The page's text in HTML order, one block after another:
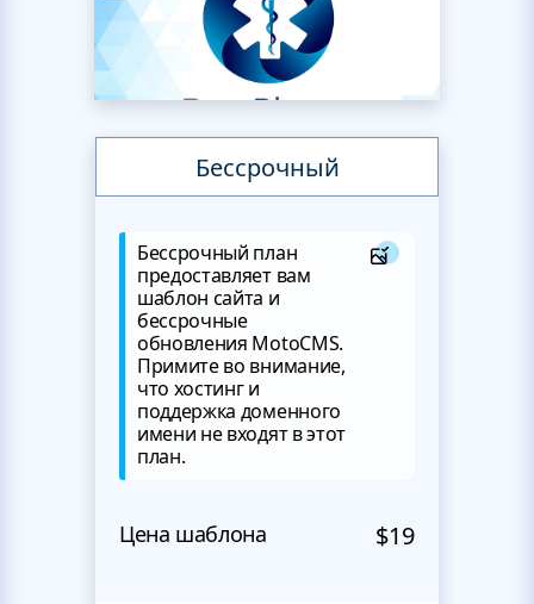
Бессрочный
Бессрочный план
предоставляет вам
шаблон сайта и
бессрочные
обновления MotoCMS.
Примите во внимание,
что хостинг и
поддержка доменного
имени не входят в этот
план.
Цена шаблона $19